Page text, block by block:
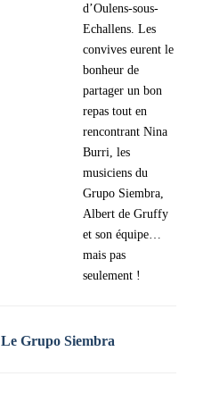
d’Oulens-sous-
Echallens. Les
convives eurent le
bonheur de
partager un bon
repas tout en
rencontrant Nina
Burri, les
musiciens du
Grupo Siembra,
Albert de Gruffy
et son équipe…
mais pas
seulement !
Le Grupo Siembra